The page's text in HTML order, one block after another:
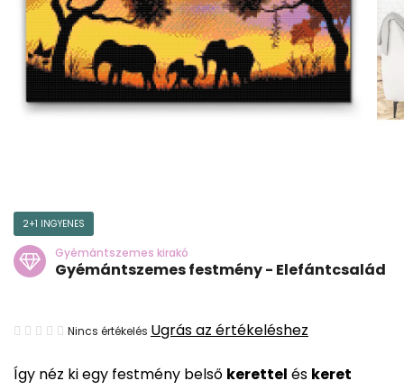
Így néz ki egy festmény belső kerettel és keret
2+1 INGYENES
Gyémántszemes kirakó
Gyémántszemes festmény - Elefántcsalád
A
átlagos
Nincs értékelés Ugrás az értékeléshez